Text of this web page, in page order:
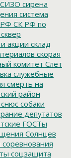
СИЗО сирена
система
СК РФ по
сквер
акции склад
скорая
комитет Слет
служебные
смерть на
район
снюс собаки
депутатов
ГОСТы
Солнцев
соревнования
соцзащита